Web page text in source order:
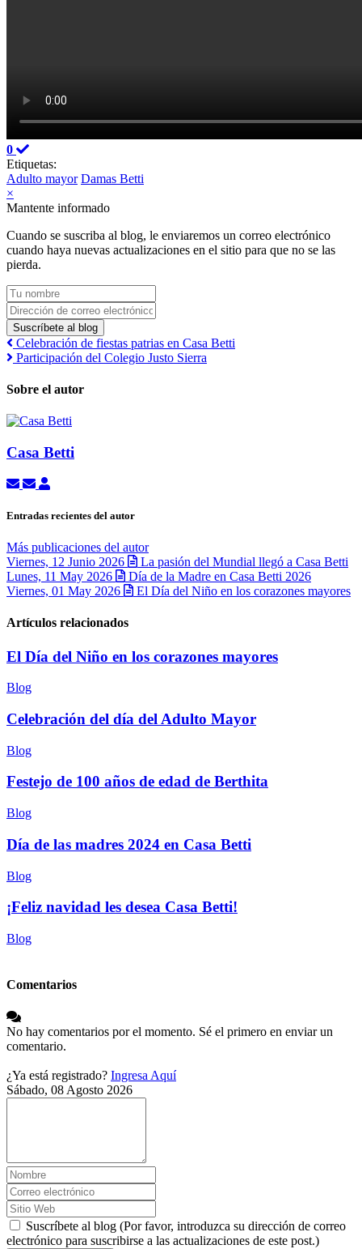
0
Etiquetas:
Adulto mayor Damas Betti
×
Mantente informado
Cuando se suscriba al blog, le enviaremos un correo electrónico
cuando haya nuevas actualizaciones en el sitio para que no se las
pierda.
Tu nombre
Dirección de correo electrónico
Suscríbete al blog
Celebración de fiestas patrias en Casa Betti
Participación del Colegio Justo Sierra
Sobre el autor
Casa Betti
Suscribirse a las actualizaciones
Cancelar la suscripción a las actualizaciones del autor
Casa Betti
Entradas recientes del autor
Más publicaciones del autor
Viernes, 12 Junio 2026
La pasión del Mundial llegó a Casa Betti
Lunes, 11 May 2026
Día de la Madre en Casa Betti 2026
Viernes, 01 May 2026
El Día del Niño en los corazones mayores
Artículos relacionados
El Día del Niño en los corazones mayores
Blog
Celebración del día del Adulto Mayor
Blog
Festejo de 100 años de edad de Berthita
Blog
Día de las madres 2024 en Casa Betti
Blog
¡Feliz navidad les desea Casa Betti!
Blog
Comentarios
No hay comentarios por el momento. Sé el primero en enviar un
comentario.
¿Ya está registrado? Ingresa Aquí
Sábado, 08 Agosto 2026
Suscríbete al blog (Por favor, introduzca su dirección de correo
electrónico para suscribirse a las actualizaciones de este post.)